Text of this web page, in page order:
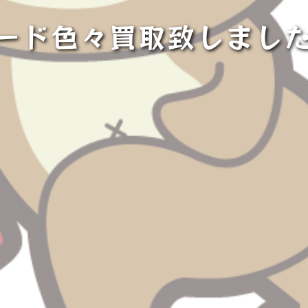
ド色々買取致しまし